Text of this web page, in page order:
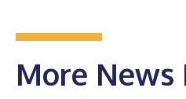
More News